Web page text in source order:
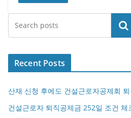
검색
Recent Posts
산재 신청 후에도 건설근로자공제회
건설근로자 퇴직공제금 252일 조건 체